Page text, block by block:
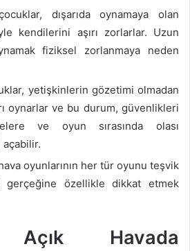
dışarıda oynamaya olan
kendilerini aşırı zorlarlar. Uzun
fiziksel zorlanmaya neden
yetişkinlerin gözetimi olmadan
oynarlar ve bu durum, güvenlikleri
ve oyun sırasında olası
açabilir.
oyunlarının her tür oyunu teşvik
gerçeğine özellikle dikkat etmek
Açık Havada